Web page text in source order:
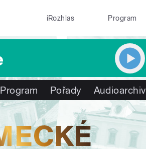
iRozhlas Program
Program Pořady Audioarchiv